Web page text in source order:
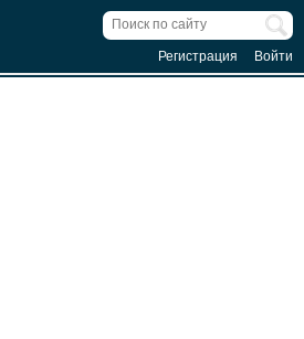
Регистрация Войти